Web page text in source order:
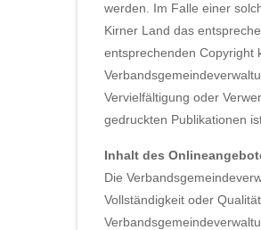
werden. Im Falle einer
Kirner Land das
entsprechenden Copyright
Vervielfältigung oder
gedruckten Publikationen
Inhalt des
Die
Vollständigkeit oder